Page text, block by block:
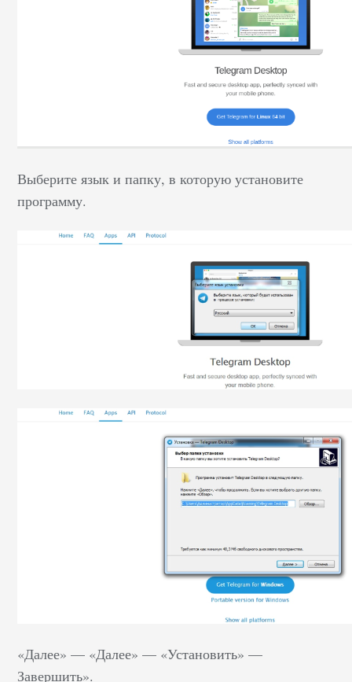
Выберите язык и папку, в которую установите
программу.
«Далее» –– «Далее» –– «Установить» ––
Завершить».